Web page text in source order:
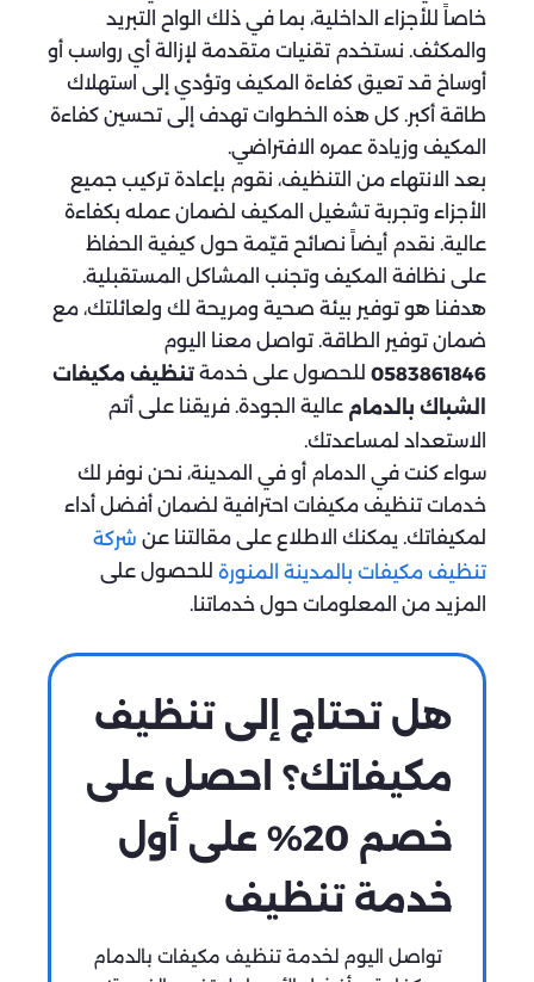
خاصاً للأجزاء الداخلية، بما في ذلك الواح التبريد
والمكثف. نستخدم تقنيات متقدمة لإزالة أي رواسب أو
أوساخ قد تعيق كفاءة المكيف وتؤدي إلى استهلاك
طاقة أكبر. كل هذه الخطوات تهدف إلى تحسين كفاءة
المكيف وزيادة عمره الافتراضي.
بعد الانتهاء من التنظيف، نقوم بإعادة تركيب جميع
الأجزاء وتجربة تشغيل المكيف لضمان عمله بكفاءة
عالية. نقدم أيضاً نصائح قيّمة حول كيفية الحفاظ
على نظافة المكيف وتجنب المشاكل المستقبلية.
هدفنا هو توفير بيئة صحية ومريحة لك ولعائلتك، مع
ضمان توفير الطاقة. تواصل معنا اليوم
0583861846 للحصول على خدمة تنظيف مكيفات
الشباك بالدمام عالية الجودة. فريقنا على أتم
الاستعداد لمساعدتك.
سواء كنت في الدمام أو في المدينة، نحن نوفر لك
خدمات تنظيف مكيفات احترافية لضمان أفضل أداء
لمكيفاتك. يمكنك الاطلاع على مقالتنا عن شركة
تنظيف مكيفات بالمدينة المنورة للحصول على
المزيد من المعلومات حول خدماتنا.
هل تحتاج إلى تنظيف
مكيفاتك؟ احصل على
خصم 20% على أول
خدمة تنظيف
تواصل اليوم لخدمة تنظيف مكيفات بالدمام